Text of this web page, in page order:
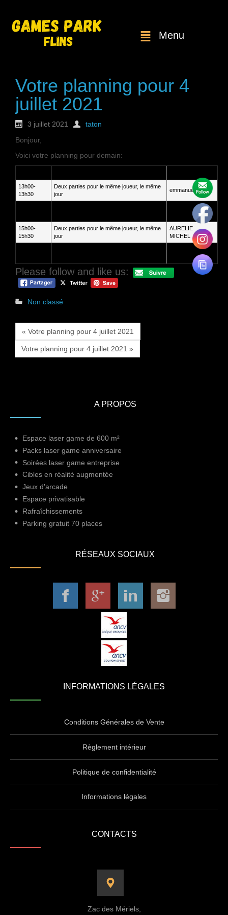
Menu
Votre planning pour 4
juillet 2021
3 juillet 2021
taton
Bonjour,
Voici votre planning pour demain:
13h00-
13h30
Deux parties pour le même joueur, le même
jour
emmanuel BLIN
BERGER
15h00-
15h30
Deux parties pour le même joueur, le même
jour
AURELIE
MICHEL
Please follow and like us:
Non classé
« Votre planning pour 4 juillet 2021
Votre planning pour 4 juillet 2021 »
A PROPOS
Espace laser game de 600 m²
Packs laser game anniversaire
Soirées laser game entreprise
Cibles en réalité augmentée
Jeux d'arcade
Espace privatisable
Rafraîchissements
Parking gratuit 70 places
RÉSEAUX SOCIAUX
INFORMATIONS LÉGALES
Conditions Générales de Vente
Règlement intérieur
Politique de confidentialité
Informations légales
CONTACTS
Zac des Mériels,